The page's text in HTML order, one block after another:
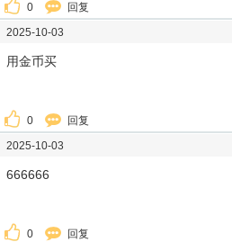
0 回复
2025-10-03
用金币买
0 回复
2025-10-03
666666
0 回复